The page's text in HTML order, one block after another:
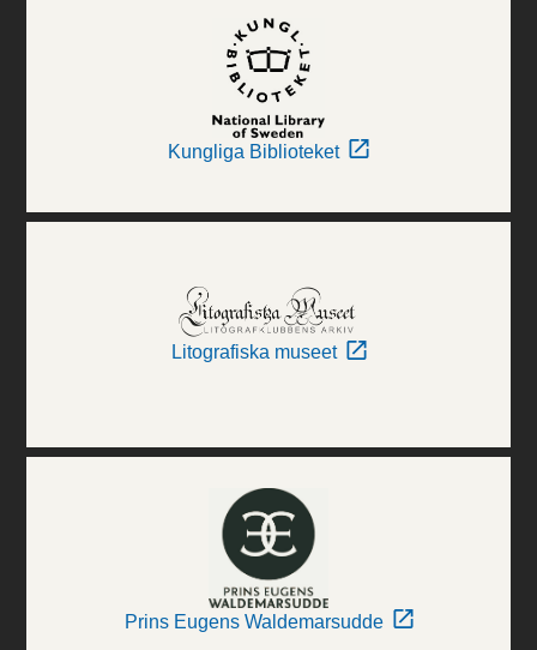
Kungliga Biblioteket
Litografiska museet
Prins Eugens Waldemarsudde